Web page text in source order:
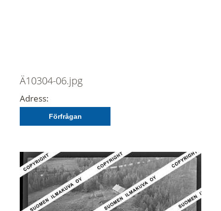
Ä10304-06.jpg
Adress:
Förfrågan